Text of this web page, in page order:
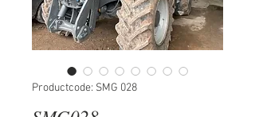
Productcode: SMG 028